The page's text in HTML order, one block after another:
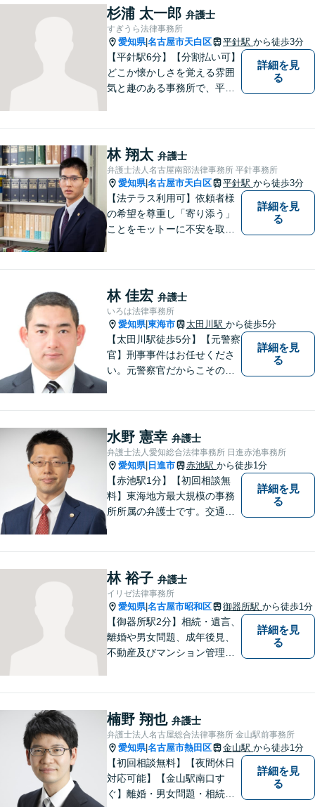
請求、利用規約などのトラブ
ルはお任せ！相続／感情面の
納得感を重視します。
杉浦 太一郎 弁護士
すぎうら法律事務所
愛知県|名古屋市天白区 平針駅 から徒歩3分
【平針駅6分】【分割払い可】
どこか懐かしさを覚える雰囲
気と趣のある事務所で、平針
た幅広い対応業務で問題解決
に取り組みます。
詳細を見
る
林 翔太 弁護士
弁護士法人名古屋南部法律事務所 平針事務所
愛知県|名古屋市天白区 平針駅 から徒歩3分
【法テラス利用可】依頼者様
の希望を尊重し「寄り添う」
ことをモットーに不安を取り
添った対応が可能です。お気
軽にご相談ください。
詳細を見
る
林 佳宏 弁護士
いろは法律事務所
愛知県|東海市 太田川駅 から徒歩5分
【太田川駅徒歩5分】【元警察
官】刑事事件はお任せくださ
い。元警察官だからこその視
ることはございません。元警
察官の経験を活かした交通事
故事案対応もいたします。
詳細を見
る
水野 憲幸 弁護士
弁護士法人愛知総合法律事務所 日進赤池事務所
愛知県| 日進市 赤池駅 から徒歩1分
【赤池駅1分】【初回相談無
料】東海地方最大規模の事務
所所属の弁護士です。交通事
談対応も行っております。ま
ずは、お気軽にお電話くださ
い。
詳細を見
る
林 裕子 弁護士
イリゼ法律事務所
愛知県|名古屋市昭和区 御器所駅 から徒歩1分
【御器所駅2分】相続・遺言、
離婚や男女問題、成年後見、
不動産及びマンション管理な
い、丁寧な説明と迅速な対応
を心がけております。【完全
個室】【法テラス利用可】
詳細を見
る
楠野 翔也 弁護士
弁護士法人名古屋総合法律事務所 金山駅前事務所
愛知県|名古屋市熱田区 金山駅 から徒歩1分
【初回相談無料】【夜間休日
対応可能】【金山駅南口す
ぐ】離婚・男女問題・相続・
詳細を見
る